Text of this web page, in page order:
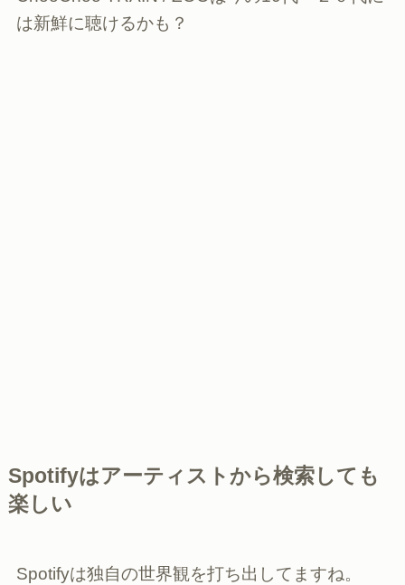
は新鮮に聴けるかも？
Spotifyはアーティストから検索しても
楽しい
Spotifyは独自の世界観を打ち出してますね。